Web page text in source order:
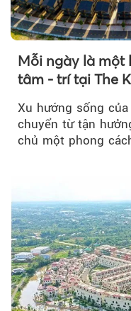
Mỗi ngày là một
tâm - trí tại The
Xu hướng sống
chuyển từ tận
chủ một phong